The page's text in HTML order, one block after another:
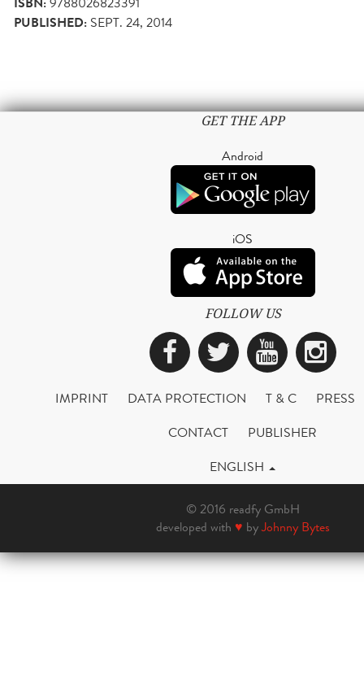
PUBLISHED: SEPT. 24, 2014
GET THE APP
Android
iOS
FOLLOW US
Facebook
Twitter
IMPRINT DATA PROTECTION T & C
PRESS
CONTACT
PUBLISHER
ENGLISH
© 2016 readfy GmbH
developed with ♥ byJohnny Bytes